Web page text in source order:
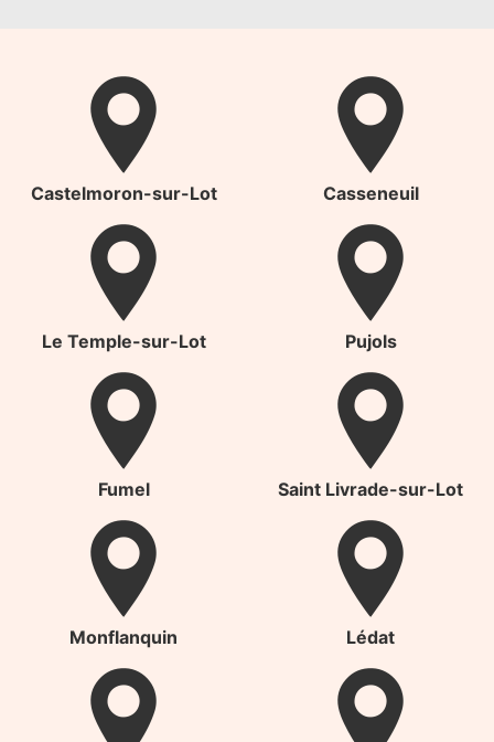
Castelmoron-sur-Lot Casseneuil
Le Temple-sur-Lot Pujols
Fumel Saint Livrade-sur-Lot
Monflanquin Lédat